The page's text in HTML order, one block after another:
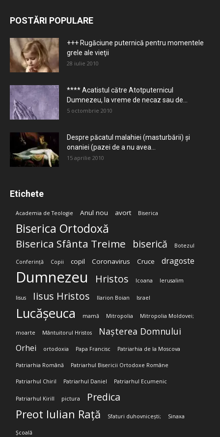
POSTĂRI POPULARE
+++ Rugăciune puternică pentru momentele
grele ale vieţii
28 iulie 2010
**** Acatistul către Atotputernicul
Dumnezeu, la vreme de necaz sau de...
5 octombrie 2010
Despre păcatul malahiei (masturbării) şi
onaniei (pazei de a nu avea...
15 aprilie 2010
Etichete
Academia de Teologie Anul nou avort Biserica
Biserica Ortodoxă
Biserica Sfânta Treime biserică Botezul
Conferință Copii copil Coronavirus Cruce dragoste
Dumnezeu Hristos Icoana Ierusalim
Iisus Iisus Hristos Ilarion Boian Israel
Lucășeuca mamă Mitropolia Mitropolia Moldovei;
moarte Mântuitorul Hristos Nașterea Domnului
Orhei ortodoxia Papa Francisc Patriarhia de la Moscova
Patriarhia Română Patriarhul Bisericii Ortodoxe Române
Patriarhul Chiril Patriarhul Daniel Patriarhul Ecumenic
Patriarhul Kirill pictura Predica
Preot Iulian Rață Sfaturi duhovnicești; Sinaxa
Școală